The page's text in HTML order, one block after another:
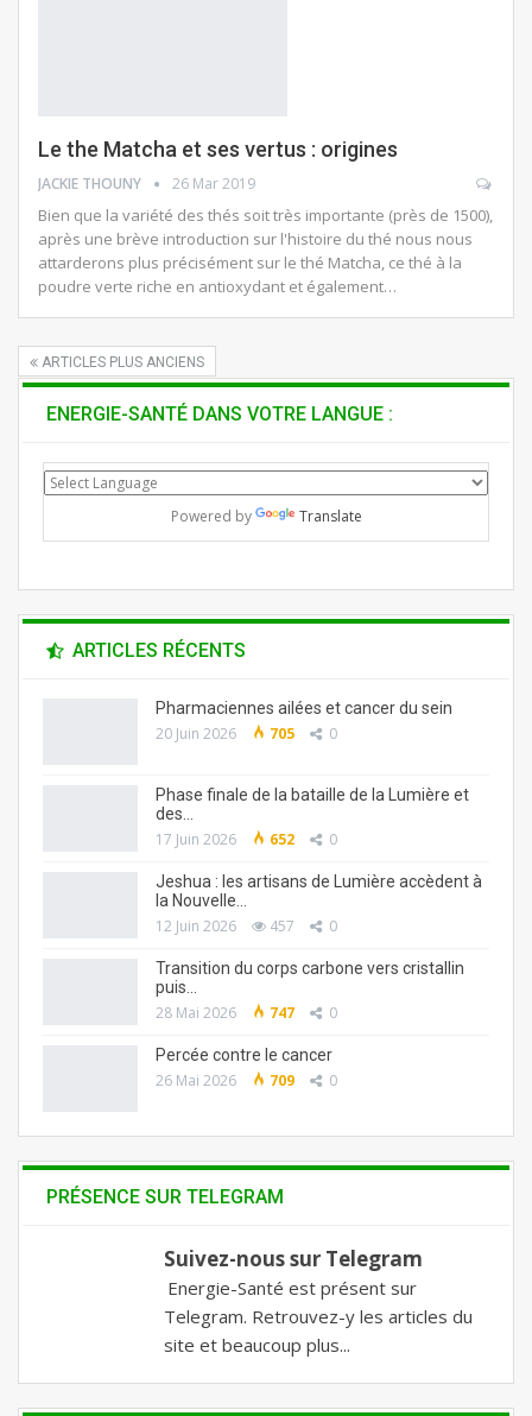
Le the Matcha et ses vertus : origines
JACKIE THOUNY 26 Mar 2019
Bien que la variété des thés soit très importante (près de 1500),
après une brève introduction sur l'histoire du thé nous nous
attarderons plus précisément sur le thé Matcha, ce thé à la
poudre verte riche en antioxydant et également…
ARTICLES PLUS ANCIENS
ENERGIE-SANTÉ DANS VOTRE LANGUE :
Powered by Translate
ARTICLES RÉCENTS
Pharmaciennes ailées et cancer du sein
20 Juin 2026 705 0
Phase finale de la bataille de la Lumière et
des…
17 Juin 2026 652 0
Jeshua : les artisans de Lumière accèdent à
la Nouvelle…
12 Juin 2026 457 0
Transition du corps carbone vers cristallin
puis…
28 Mai 2026 747 0
Percée contre le cancer
26 Mai 2026 709 0
PRÉSENCE SUR TELEGRAM
Suivez-nous sur Telegram
Energie-Santé est présent sur
Telegram. Retrouvez-y les articles du
site et beaucoup plus...